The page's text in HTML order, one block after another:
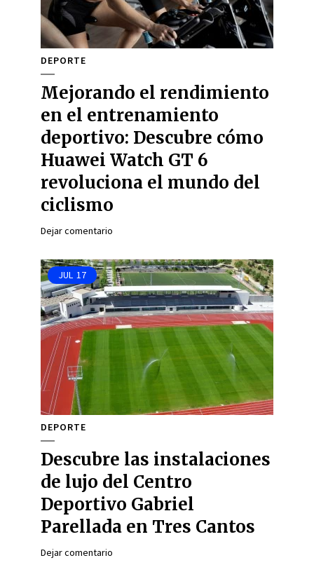
DEPORTE
Mejorando el rendimiento
en el entrenamiento
deportivo: Descubre cómo
Huawei Watch GT 6
revoluciona el mundo del
ciclismo
Dejar comentario
JUL 17
DEPORTE
Descubre las instalaciones
de lujo del Centro
Deportivo Gabriel
Parellada en Tres Cantos
Dejar comentario